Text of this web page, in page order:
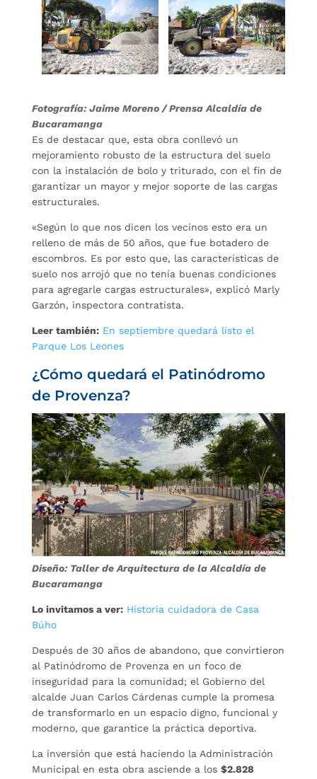
Fotografía: Jaime Moreno / Prensa Alcaldía de
Bucaramanga
Es de destacar que, esta obra conllevó un
mejoramiento robusto de la estructura del suelo
con la instalación de bolo y triturado, con el fin de
garantizar un mayor y mejor soporte de las cargas
estructurales.
«Según lo que nos dicen los vecinos esto era un
relleno de más de 50 años, que fue botadero de
escombros. Es por esto que, las características de
suelo nos arrojó que no tenía buenas condiciones
para agregarle cargas estructurales», explicó Marly
Garzón, inspectora contratista.
Leer también: En septiembre quedará listo el
Parque Los Leones
¿Cómo quedará el Patinódromo
de Provenza?
Diseño: Taller de Arquitectura de la Alcaldía de
Bucaramanga
Lo invitamos a ver: Historia cuidadora de Casa
Búho
Después de 30 años de abandono, que convirtieron
al Patinódromo de Provenza en un foco de
inseguridad para la comunidad; el Gobierno del
alcalde Juan Carlos Cárdenas cumple la promesa
de transformarlo en un espacio digno, funcional y
moderno, que garantice la práctica deportiva.
La inversión que está haciendo la Administración
Municipal en esta obra asciende a los $2.828